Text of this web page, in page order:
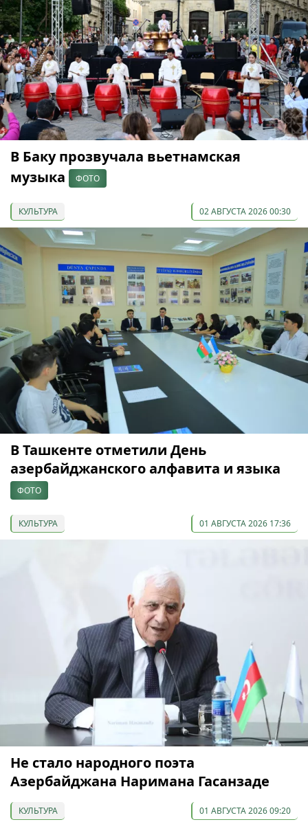
В Баку прозвучала вьетнамская
музыка
ФОТО
КУЛЬТУРА 02 АВГУСТА 2026 00:30
В Ташкенте отметили День
азербайджанского алфавита и языка
ФОТО
КУЛЬТУРА 01 АВГУСТА 2026 17:36
Не стало народного поэта
Азербайджана Наримана Гасанзаде
КУЛЬТУРА 01 АВГУСТА 2026 09:20